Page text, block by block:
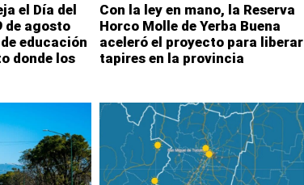
el Día del
de agosto
educación
donde los
Con la ley en mano, la Reserva
Horco Molle de Yerba Buena
aceleró el proyecto para liberar
tapires en la provincia